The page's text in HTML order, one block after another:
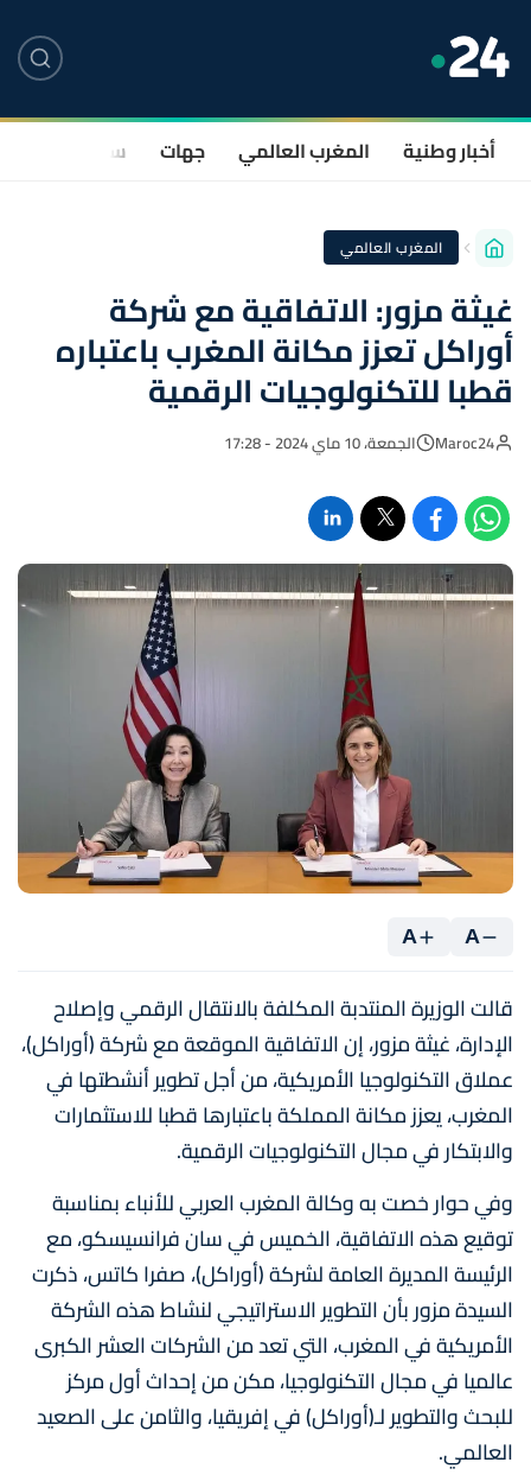
أخبار وطنية المغرب العالمي جهات سياسة
المغرب العالمي
غيثة مزور: الاتفاقية مع شركة
أوراكل تعزز مكانة المغرب باعتباره
قطبا للتكنولوجيات الرقمية
Maroc24 الجمعة، 10 ماي 2024 - 17:28
A
A
قالت الوزيرة المنتدبة المكلفة بالانتقال الرقمي وإصلاح
الإدارة، غيثة مزور، إن الاتفاقية الموقعة مع شركة (أوراكل)،
عملاق التكنولوجيا الأمريكية، من أجل تطوير أنشطتها في
المغرب، يعزز مكانة المملكة باعتبارها قطبا للاستثمارات
والابتكار في مجال التكنولوجيات الرقمية.
وفي حوار خصت به وكالة المغرب العربي للأنباء بمناسبة
توقيع هذه الاتفاقية، الخميس في سان فرانسيسكو، مع
الرئيسة المديرة العامة لشركة (أوراكل)، صفرا كاتس، ذكرت
السيدة مزور بأن التطوير الاستراتيجي لنشاط هذه الشركة
الأمريكية في المغرب، التي تعد من الشركات العشر الكبرى
عالميا في مجال التكنولوجيا، مكن من إحداث أول مركز
للبحث والتطوير لـ(أوراكل) في إفريقيا، والثامن على الصعيد
العالمي.